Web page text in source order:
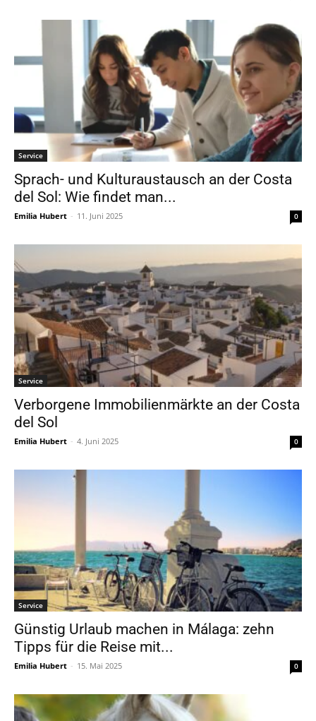
Service
Sprach- und Kulturaustausch an der Costa
del Sol: Wie findet man...
Emilia Hubert - 11. Juni 2025 0
Service
Verborgene Immobilienmärkte an der Costa
del Sol
Emilia Hubert - 4. Juni 2025 0
Service
Günstig Urlaub machen in Málaga: zehn
Tipps für die Reise mit...
Emilia Hubert - 15. Mai 2025 0